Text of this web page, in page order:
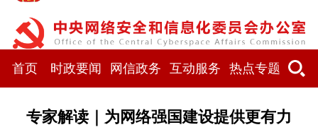
首页 时政要闻 网信政务 互动服务 热点专题
专家解读｜为网络强国建设提供更有力